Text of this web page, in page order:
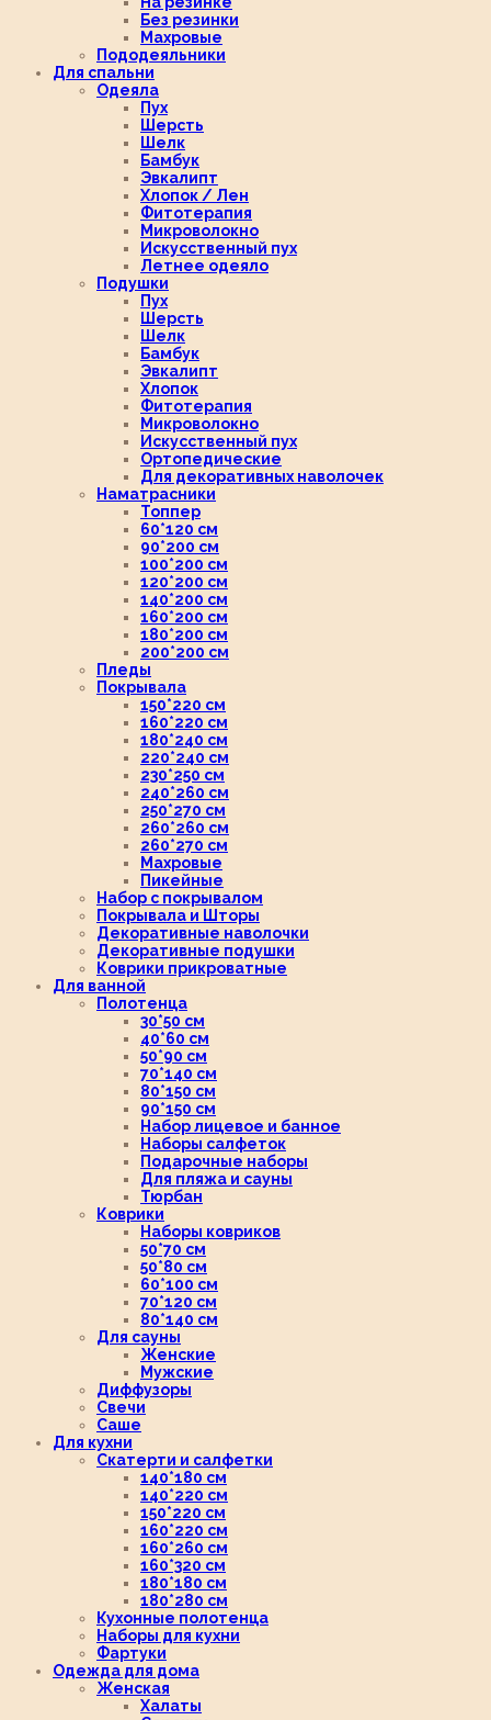
Без резинки
Махровые
Пододеяльники
Для спальни
Одеяла
Пух
Шерсть
Шелк
Бамбук
Эвкалипт
Хлопок / Лен
Фитотерапия
Микроволокно
Искусственный пух
Летнее одеяло
Подушки
Пух
Шерсть
Шелк
Бамбук
Эвкалипт
Хлопок
Фитотерапия
Микроволокно
Искусственный пух
Ортопедические
Для декоративных наволочек
Наматрасники
Топпер
60*120 см
90*200 см
100*200 см
120*200 см
140*200 см
160*200 см
180*200 см
200*200 см
Пледы
Покрывала
150*220 см
160*220 см
180*240 см
220*240 см
230*250 см
240*260 см
250*270 см
260*260 см
260*270 см
Махровые
Пикейные
Набор с покрывалом
Покрывала и Шторы
Декоративные наволочки
Декоративные подушки
Коврики прикроватные
Для ванной
Полотенца
30*50 см
40*60 см
50*90 см
70*140 см
80*150 см
90*150 см
Набор лицевое и банное
Наборы салфеток
Подарочные наборы
Для пляжа и сауны
Тюрбан
Коврики
Наборы ковриков
50*70 см
50*80 см
60*100 см
70*120 см
80*140 см
Для сауны
Женские
Мужские
Диффузоры
Свечи
Саше
Для кухни
Скатерти и салфетки
140*180 см
140*220 см
150*220 см
160*220 см
160*260 см
160*320 см
180*180 см
180*280 см
Кухонные полотенца
Наборы для кухни
Фартуки
Одежда для дома
Женская
Халаты